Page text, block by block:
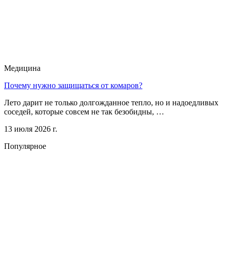
Медицина
Почему нужно защищаться от комаров?
Лето дарит не только долгожданное тепло, но и надоедливых
соседей, которые совсем не так безобидны, …
13 июля 2026 г.
Популярное